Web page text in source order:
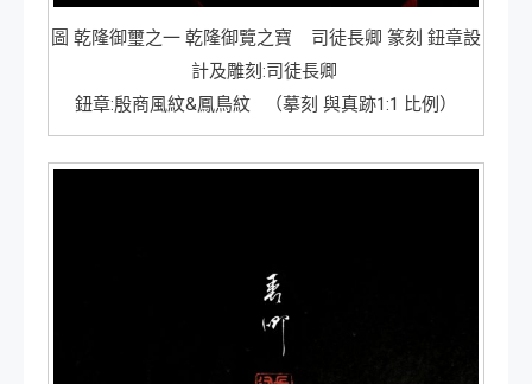
圖 乾隆御璽之一 乾隆御覽之寶 司徒長卿 篆刻 鈕章設
計及雕刻:司徒長卿
鈕章:殷商風紋&鳳鳥紋 （摹刻 與真跡1:1 比例）